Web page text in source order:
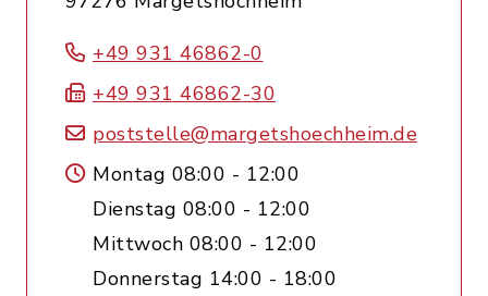
+49 931 46862-0
+49 931 46862-30
poststelle@margetshoechheim.de
Montag 08:00 - 12:00
Dienstag 08:00 - 12:00
Mittwoch 08:00 - 12:00
Donnerstag 14:00 - 18:00